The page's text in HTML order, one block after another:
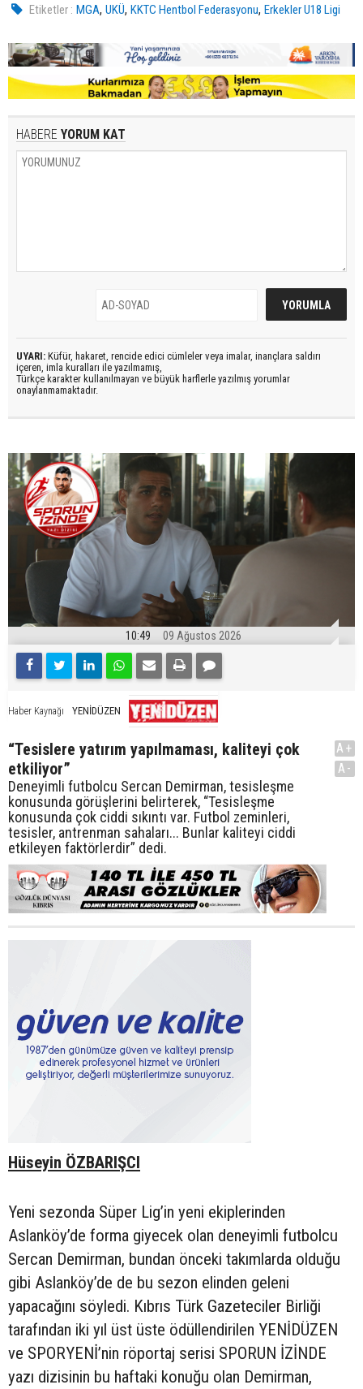
Etiketler : MGA,UKÜ,KKTC Hentbol Federasyonu,Erkekler U18 Ligi
HABERE YORUM KAT
UYARI: Küfür, hakaret, rencide edici cümleler veya imalar, inançlara saldırı
içeren, imla kuralları ile yazılmamış,
Türkçe karakter kullanılmayan ve büyük harflerle yazılmış yorumlar
onaylanmamaktadır.
10:49 09 Ağustos 2026
Haber Kaynağı YENİDÜZEN
“Tesislere yatırım yapılmaması, kaliteyi çok
etkiliyor”
Deneyimli futbolcu Sercan Demirman, tesisleşme
konusunda görüşlerini belirterek, “Tesisleşme
konusunda çok ciddi sıkıntı var. Futbol zeminleri,
tesisler, antrenman sahaları... Bunlar kaliteyi ciddi
etkileyen faktörlerdir” dedi.
A+
A-
Hüseyin ÖZBARIŞCI
Yeni sezonda Süper Lig’in yeni ekiplerinden
Aslanköy’de forma giyecek olan deneyimli futbolcu
Sercan Demirman, bundan önceki takımlarda olduğu
gibi Aslanköy’de de bu sezon elinden geleni
yapacağını söyledi. Kıbrıs Türk Gazeteciler Birliği
tarafından iki yıl üst üste ödüllendirilen YENİDÜZEN
ve SPORYENİ’nin röportaj serisi SPORUN İZİNDE
yazı dizisinin bu haftaki konuğu olan Demirman,